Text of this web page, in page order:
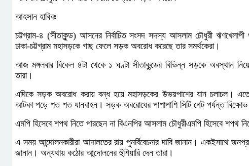
আহসান হাবিবঃ
চট্টগ্রাম-৪ (সীতাকুন্ড) আসনের নির্বাচিত সংসদ সদস্য আসলাম চৌধুরী ঋণখেলাপী
ঢাকা-চট্টগ্রাম মহাসড়কে গাছ ফেলে সড়ক অবরোধ করেছে তার সমর্থকেরা।
আজ মঙ্গলবার বিকেল ৪টা থেকে ১ ঘণ্টা সীতাকুন্ডের বিভিন্ন সড়কে অবস্থান
তারা।
এদিকে সড়ক অবরোধ করায় বন্ধ হয়ে মহাসড়কের উভয়পাশের যান চলাচল।
আটকা পড়ে শত শত যানবাহন। সড়ক অবরোধের পাশাপাশি সিটি গেট পর্যন্ত বিক্ষোভ
এমপি হিসেবে শপথ নিতে পারছেন না বিএনপির আসলাম চৌধুরীএমপি হিসেবে শপথ
এ সময় আন্দোলনকারীরা আদালতের রায় পুনর্বিবেচনার দাবি জানান। একইসাথে
জানান। অন্যথায় কঠোর আন্দোলনের হুঁশিয়ারি দেন তারা।